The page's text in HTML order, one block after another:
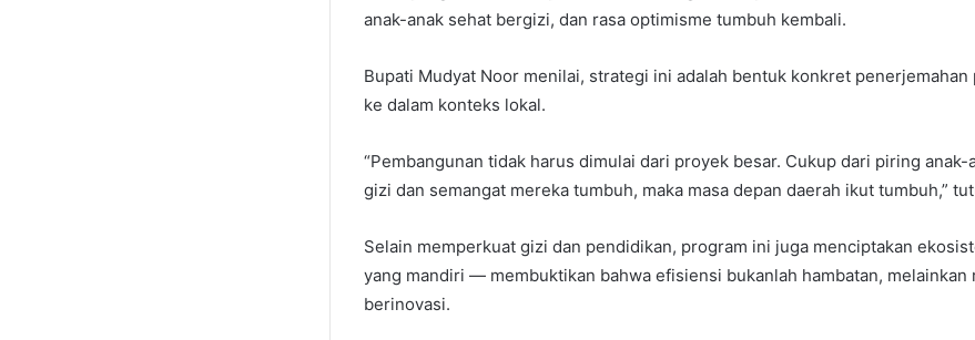
anak-anak sehat bergizi, dan rasa optimisme tumbuh kembali.
Bupati Mudyat Noor menilai, strategi ini adalah bentuk konkret
ke dalam konteks lokal.
“Pembangunan tidak harus dimulai dari proyek besar. Cukup dari piring anak-
gizi dan semangat mereka tumbuh, maka masa depan daerah ikut tumbuh,”
Selain memperkuat gizi dan pendidikan, program ini juga menciptakan
yang mandiri — membuktikan bahwa efisiensi bukanlah hambatan, melainkan
berinovasi.